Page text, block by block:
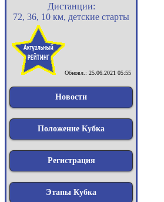
Дистанции:
72, 36, 10 км, детские старты
Обновл.: 25.06.2021 05:55
Новости
Положение Кубка
Регистрация
Этапы Кубка